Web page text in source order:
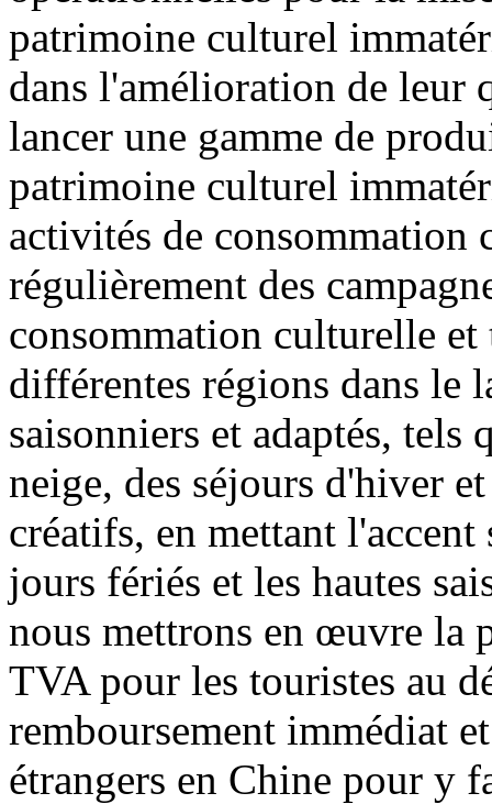
patrimoine culturel
dans l'amélioration de leur
lancer une gamme de
patrimoine culturel
activités de
régulièrement des
consommation culturelle
différentes régions dans le
saisonniers et adaptés, tels
neige, des séjours d'hiver
créatifs, en mettant
jours fériés et les hautes
nous mettrons en œuvre la
TVA pour les touristes au
remboursement immédiat
étrangers en Chine pour y